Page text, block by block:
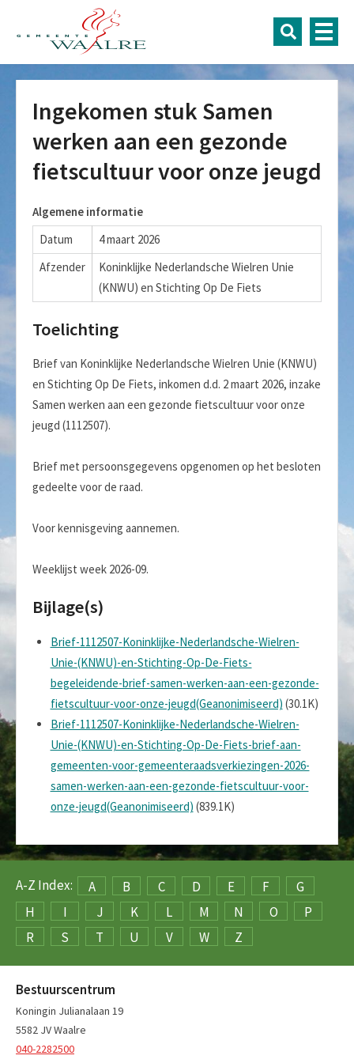
Ingekomen stuk Samen
werken aan een gezonde
fietscultuur voor onze jeugd
Algemene informatie
Datum
4 maart 2026
Afzender
Koninklijke Nederlandsche Wielren Unie
(KNWU) en Stichting Op De Fiets
Toelichting
Brief van Koninklijke Nederlandsche Wielren Unie (KNWU)
en Stichting Op De Fiets, inkomen d.d. 2 maart 2026, inzake
Samen werken aan een gezonde fietscultuur voor onze
jeugd (1112507).
Brief met persoonsgegevens opgenomen op het besloten
gedeelte voor de raad.
Voor kennisgeving aannemen.
Weeklijst week 2026-09.
Bijlage(s)
Brief-1112507-Koninklijke-Nederlandsche-Wielren-
Unie-(KNWU)-en-Stichting-Op-De-Fiets-
begeleidende-brief-samen-werken-aan-een-gezonde-
fietscultuur-voor-onze-jeugd(Geanonimiseerd) (30.1K)
Brief-1112507-Koninklijke-Nederlandsche-Wielren-
Unie-(KNWU)-en-Stichting-Op-De-Fiets-brief-aan-
gemeenten-voor-gemeenteraadsverkiezingen-2026-
samen-werken-aan-een-gezonde-fietscultuur-voor-
onze-jeugd(Geanonimiseerd) (839.1K)
A-Z Index: A B C D E F
G
H
I J K L M N O
P
R
S T U V W Z
Bestuurscentrum
Koningin Julianalaan 19
5582 JV Waalre
040-2282500